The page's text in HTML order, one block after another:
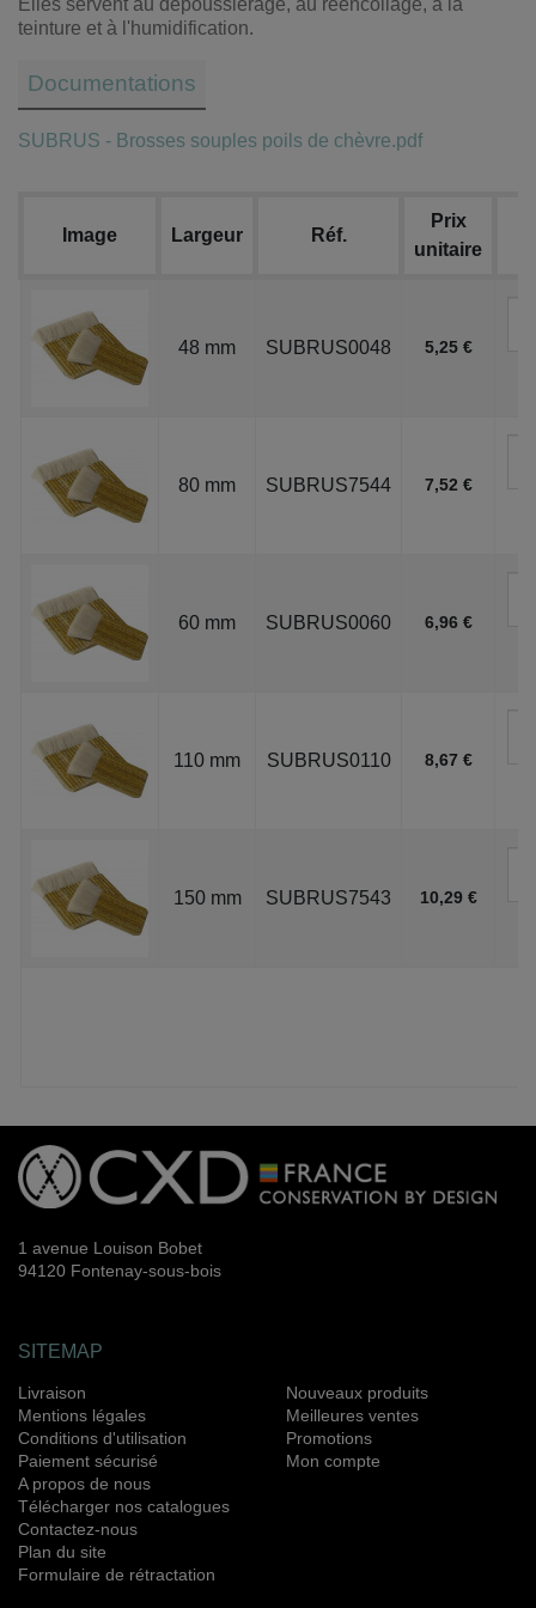
Elles servent au dépoussiérage, au réencollage, à la
teinture et à l'humidification.
Documentations
SUBRUS - Brosses souples poils de chèvre.pdf
Image Largeur Réf.
Prix
unitaire
48 mm SUBRUS0048 5,25 €
80 mm SUBRUS7544 7,52 €
60 mm SUBRUS0060 6,96 €
110 mm SUBRUS0110 8,67 €
150 mm SUBRUS7543 10,29 €
1 avenue Louison Bobet
94120 Fontenay-sous-bois
SITEMAP
Livraison
Mentions légales
Conditions d'utilisation
Paiement sécurisé
A propos de nous
Télécharger nos catalogues
Contactez-nous
Plan du site
Formulaire de rétractation
Nouveaux produits
Meilleures ventes
Promotions
Mon compte